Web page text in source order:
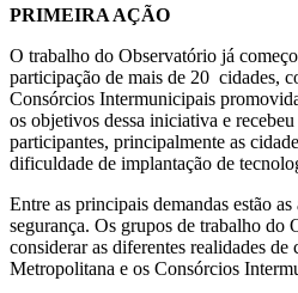
PRIMEIRA AÇÃO
O trabalho do Observatório já
participação de mais de 20 cidades,
Consórcios Intermunicipais
os objetivos dessa iniciativa e
participantes, principalmente as
dificuldade de implantação de
Entre as principais demandas estão as
segurança. Os grupos de trabalho do
considerar as diferentes realidades
Metropolitana e os Consórcios